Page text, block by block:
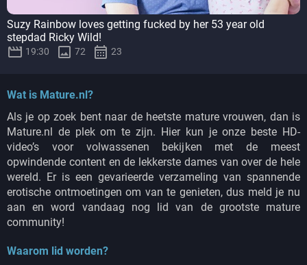
Suzy Rainbow loves getting fucked by her 53 year old
stepdad Ricky Wild!
 19:30  72  23
Wat is Mature.nl?
Als je op zoek bent naar de heetste mature vrouwen, dan is
Mature.nl de plek om te zijn. Hier kun je onze beste HD-
video’s voor volwassenen bekijken met de meest
opwindende content en de lekkerste dames van over de hele
wereld. Er is een gevarieerde verzameling van spannende
erotische ontmoetingen om van te genieten, dus meld je nu
aan en word vandaag nog lid van de grootste mature
community!
Waarom lid worden?